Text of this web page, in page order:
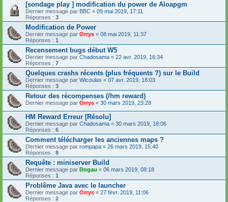
[sondage play ] modification du power de Aloapgm
Dernier message par BBC « 09 mai 2019, 17:11
Réponses : 3
Modification de Power
Dernier message par Orrys « 08 mai 2019, 11:37
Réponses : 1
Recensement bugs début W5
Dernier message par Chadosama « 22 avr. 2019, 16:34
Réponses : 7
Quelques crashs récents (plus fréquents ?) sur le Build
Dernier message par Wicoulas « 07 avr. 2019, 18:03
Réponses : 3
Retour des récompenses (/hm reward)
Dernier message par Orrys « 30 mars 2019, 23:28
HM Reward Erreur [Résolu]
Dernier message par Chadosama « 30 mars 2019, 18:06
Réponses : 6
Comment télécharger les anciennes maps ?
Dernier message par rompapa « 26 mars 2019, 15:40
Réponses : 8
Requête : miniserver Build
Dernier message par Dogau « 06 mars 2019, 08:18
Réponses : 1
Problême Java avec le launcher
Dernier message par Orrys « 27 févr. 2019, 11:06
Réponses : 2